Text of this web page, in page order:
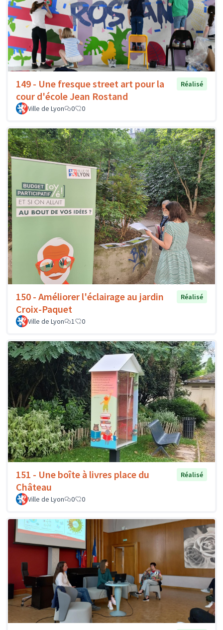
149 - Une fresque street art pour la
cour d'école Jean Rostand
Réalisé
Ville de Lyon 0 0
150 - Améliorer l'éclairage au jardin
Croix-Paquet
Réalisé
Ville de Lyon 1 0
151 - Une boîte à livres place du
Château
Réalisé
Ville de Lyon 0 0